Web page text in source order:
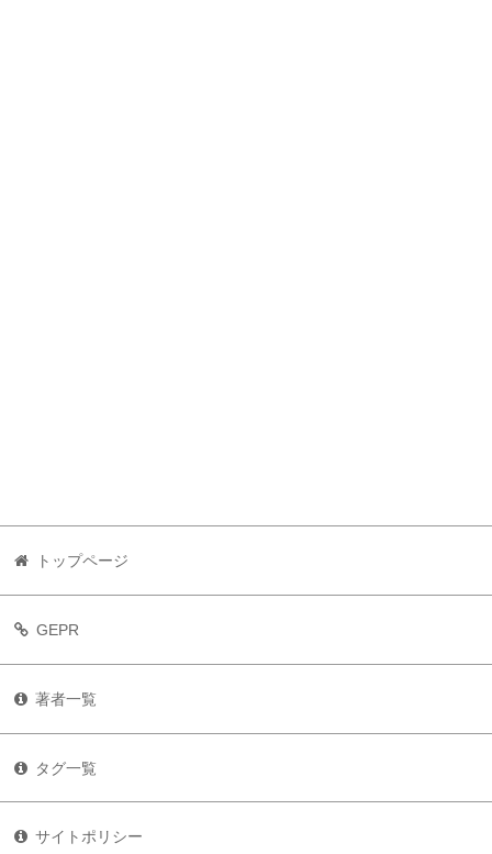
トップページ
GEPR
著者一覧
タグ一覧
サイトポリシー